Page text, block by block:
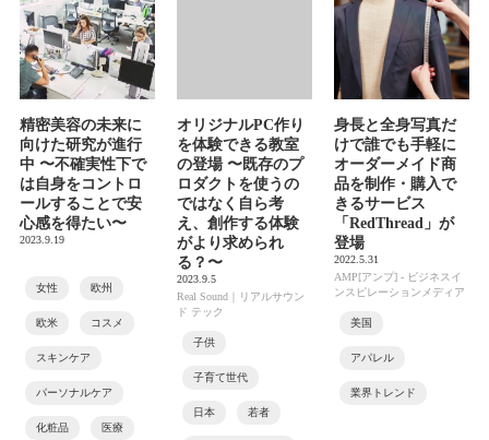
精密美容の未来に
向けた研究が進行
中 〜不確実性下で
は自身をコントロ
ールすることで安
心感を得たい〜
2023.9.19
女性 欧州
欧米 コスメ
スキンケア
パーソナルケア
化粧品 医療
オリジナルPC作り
を体験できる教室
の登場 〜既存のプ
ロダクトを使うの
ではなく自ら考
え、創作する体験
がより求められ
る？〜
2023.9.5
Real Sound｜リアルサウン
ド テック
子供
子育て世代
日本 若者
身長と全身写真だ
けで誰でも手軽に
オーダーメイド商
品を制作・購入で
きるサービス
「RedThread」が
登場
2022.5.31
AMP[アンプ] - ビジネスイ
ンスピレーションメディア
美国
アパレル
業界トレンド